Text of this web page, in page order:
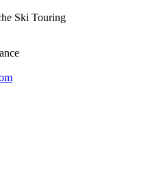
Ski Touring